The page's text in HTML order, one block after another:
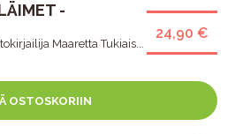
24,90 €
-
Maaretta Tukiais...
OSTOSKORIIN